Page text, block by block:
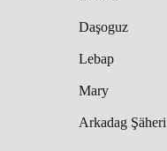
Daşoguz
Lebap
Mary
Arkadag Şäheri